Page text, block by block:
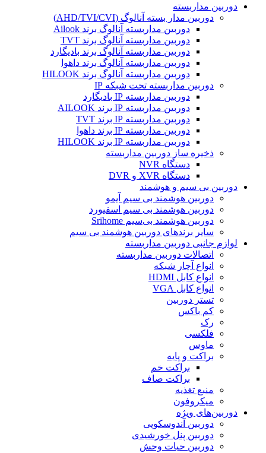
دوربین مداربسته
دوربین مدار بسته آنالوگ (AHD/TVI/CVI)
دوربین مداربسته آنالوگ برند Ailook
دوربین مداربسته آنالوگ برند TVT
دوربین مداربسته آنالوگ برند بادیگارد
دوربین مداربسته آنالوگ برند داهوا
دوربین مداربسته آنالوگ برند HILOOK
دوربین مداربسته تحت شبکه IP
دوربین مداربسته IP بادیگارد
دوربین مداربسته IP برند AILOOK
دوربین مداربسته IP برند TVT
دوربین مداربسته IP برند داهوا
دوربین مداربسته IP برند HILOOK
ذخیره ساز دوربین مداربسته
دستگاه NVR
دستگاه XVR و DVR
دوربین بی سیم و هوشمند
دوربین هوشمند بی سیم آیمو
دوربین هوشمند بی سیم اسفیورد
دوربین هوشمند بی‌سیم Srihome
سایر برندهای دوربین هوشمند بی سیم
لوازم جانبی دوربین مداربسته
اتصالات دوربین مداربسته
انواع آچار شبکه
انواع کابل HDMI
انواع کابل VGA
تستر دوربین
کم باکس
رک
فلکسی
ماوس
براکت و پایه
براکت خم
براکت صاف
منبع تغذیه
میکروفون
دوربین‌های ویژه
دوربین آندوسکوپی
دوربین پنل خورشیدی
دوربین حیات وحش